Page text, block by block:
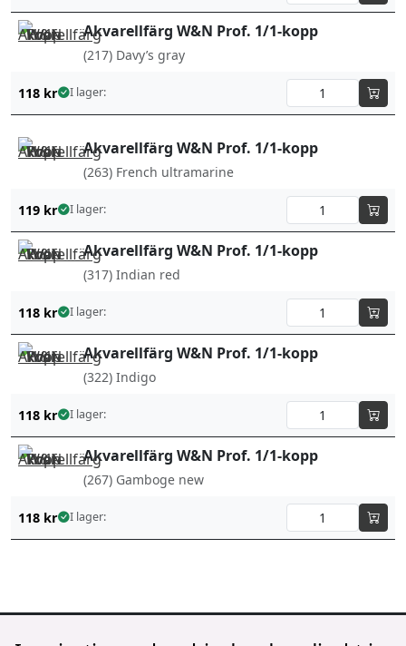
Akvarellfärg W&N Prof. 1/1-kopp
(217) Davy’s gray
118 kr I lager:
Akvarellfärg W&N Prof. 1/1-kopp
(263) French ultramarine
119 kr I lager:
Akvarellfärg W&N Prof. 1/1-kopp
(317) Indian red
118 kr I lager:
Akvarellfärg W&N Prof. 1/1-kopp
(322) Indigo
118 kr I lager:
Akvarellfärg W&N Prof. 1/1-kopp
(267) Gamboge new
118 kr I lager: